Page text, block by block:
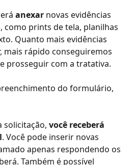
anexar novas evidências
prints de tela, planilhas
Quanto mais evidências
mais rápido conseguiremos
prosseguir com a tratativa.
do formulário,
solicitação, você receberá
. Você pode inserir novas
apenas respondendo os
Também é possível